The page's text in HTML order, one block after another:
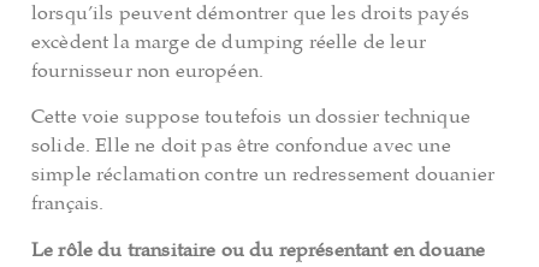
lorsqu’ils peuvent démontrer que les droits payés
excèdent la marge de dumping réelle de leur
fournisseur non européen.
Cette voie suppose toutefois un dossier technique
solide. Elle ne doit pas être confondue avec une
simple réclamation contre un redressement douanier
français.
Le rôle du transitaire ou du représentant en douane